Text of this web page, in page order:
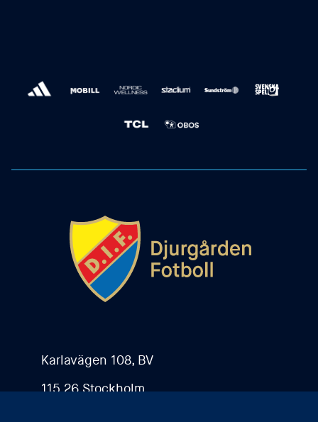
Karlavägen 108, BV
115 26 Stockholm